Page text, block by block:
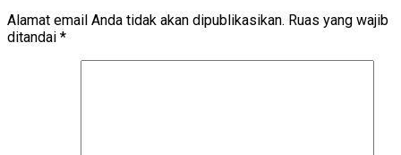
Alamat email Anda tidak akan dipublikasikan. Ruas yang wajib
ditandai *